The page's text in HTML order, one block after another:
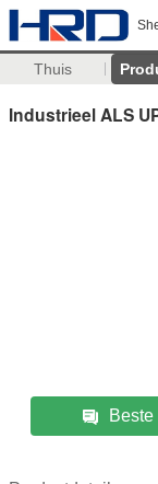
Thuis
Industrieel ALS